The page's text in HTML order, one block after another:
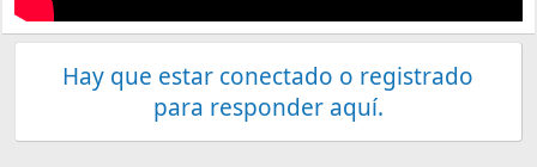
Hay que estar conectado o registrado
para responder aquí.